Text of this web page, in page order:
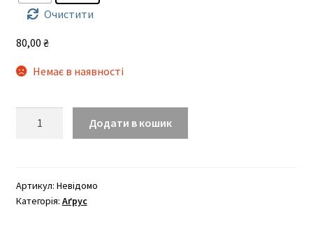
Очистити
80,00 ₴
Немає в наявності
Додати в кошик
Артикул: Невідомо
Категорія: Аґрус